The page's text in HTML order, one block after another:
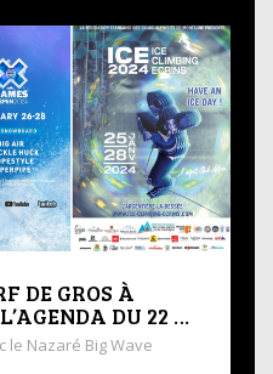
DE GROS À
DU 22 …
le Nazaré Big Wave